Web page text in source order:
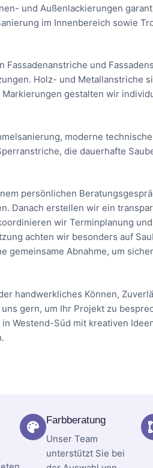
und Außenlackierungen
im Innenbereich sowie
und
Holz- und Metallanstriche
gestalten wir
moderne
die dauerhafte
persönlichen
Danach erstellen wir ein
wir Terminplanung
achten wir besonders auf
Abnahme, um
handwerkliches Können,
gern, um Ihr Projekt zu
Westend-Süd mit kreativen
Farbberatung
Unser Team
unterstützt Sie bei